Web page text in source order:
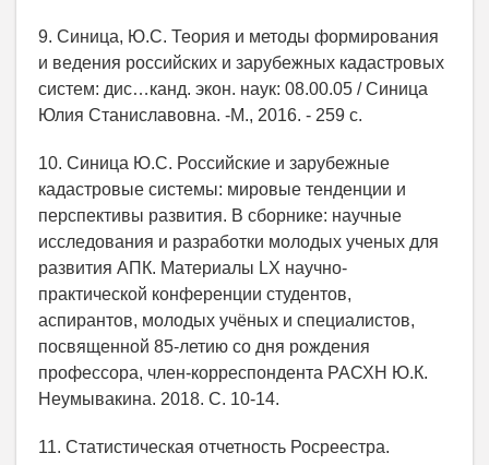
9. Синица, Ю.С. Теория и методы формирования
и ведения российских и зарубежных кадастровых
систем: дис…канд. экон. наук: 08.00.05 / Синица
Юлия Станиславовна. -М., 2016. - 259 с.
10. Синица Ю.С. Российские и зарубежные
кадастровые системы: мировые тенденции и
перспективы развития. В сборнике: научные
исследования и разработки молодых ученых для
развития АПК. Материалы LX научно-
практической конференции студентов,
аспирантов, молодых учёных и специалистов,
посвященной 85-летию со дня рождения
профессора, член-корреспондента РАСХН Ю.К.
Неумывакина. 2018. С. 10-14.
11. Статистическая отчетность Росреестра.